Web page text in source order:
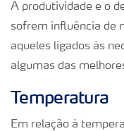
A produtividade e o
sofrem influência de
aqueles ligados às
algumas das
Temperatura
Em relação à